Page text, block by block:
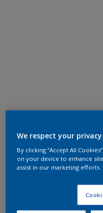
We respect your privacy.
By clicking “Accept All
on your device to enhance
assist in our marketing efforts.